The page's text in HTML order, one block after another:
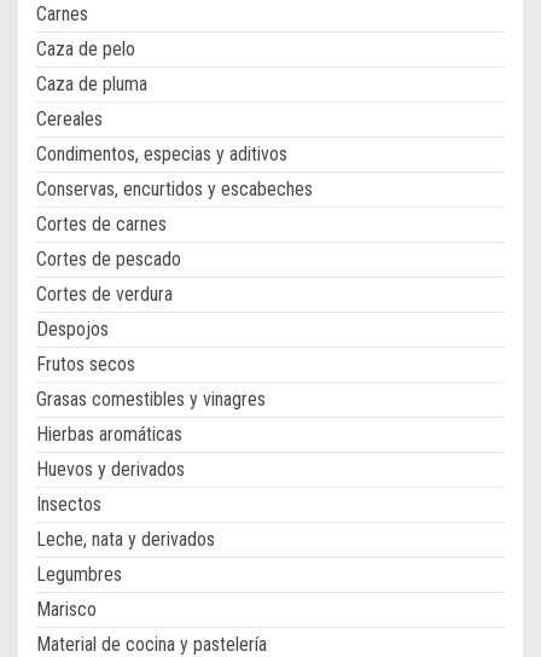
Carnes
Caza de pelo
Caza de pluma
Cereales
Condimentos, especias y aditivos
Conservas, encurtidos y escabeches
Cortes de carnes
Cortes de pescado
Cortes de verdura
Despojos
Frutos secos
Grasas comestibles y vinagres
Hierbas aromáticas
Huevos y derivados
Insectos
Leche, nata y derivados
Legumbres
Marisco
Material de cocina y pastelería